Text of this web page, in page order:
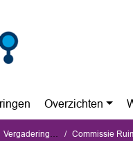
Overzichten
Vergaderingen Commissie